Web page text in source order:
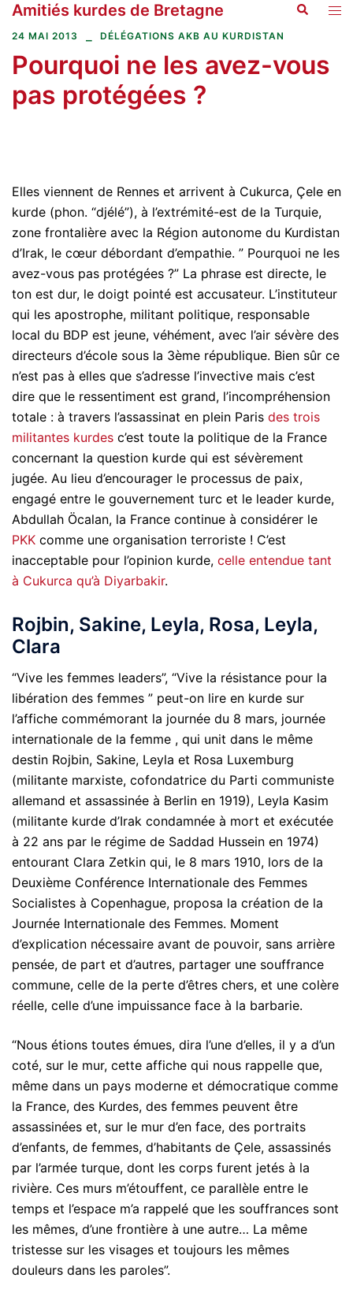
Aller
au
Amitiés kurdes de Bretagne
24 MAI 2013 DÉLÉGATIONS AKB AU KURDISTAN
Pourquoi ne les avez-vous
pas protégées ?
Elles viennent de Rennes et arrivent à Cukurca, Çele en
kurde (phon. “djélé”), à l’extrémité-est de la Turquie,
zone frontalière avec la Région autonome du Kurdistan
d’Irak, le cœur débordant d’empathie. ” Pourquoi ne les
avez-vous pas protégées ?” La phrase est directe, le
ton est dur, le doigt pointé est accusateur. L’instituteur
qui les apostrophe, militant politique, responsable
local du BDP est jeune, véhément, avec l’air sévère des
directeurs d’école sous la 3ème république. Bien sûr ce
n’est pas à elles que s’adresse l’invective mais c’est
dire que le ressentiment est grand, l’incompréhension
totale : à travers l’assassinat en plein Paris des trois
militantes kurdes c’est toute la politique de la France
concernant la question kurde qui est sévèrement
jugée. Au lieu d’encourager le processus de paix,
engagé entre le gouvernement turc et le leader kurde,
Abdullah Öcalan, la France continue à considérer le
PKK comme une organisation terroriste ! C’est
inacceptable pour l’opinion kurde, celle entendue tant
à Cukurca qu’à Diyarbakir.
Rojbin, Sakine, Leyla, Rosa, Leyla,
Clara
“Vive les femmes leaders”, “Vive la résistance pour la
libération des femmes ” peut-on lire en kurde sur
l’affiche commémorant la journée du 8 mars, journée
internationale de la femme , qui unit dans le même
destin Rojbin, Sakine, Leyla et Rosa Luxemburg
(militante marxiste, cofondatrice du Parti communiste
allemand et assassinée à Berlin en 1919), Leyla Kasim
(militante kurde d’Irak condamnée à mort et exécutée
à 22 ans par le régime de Saddad Hussein en 1974)
entourant Clara Zetkin qui, le 8 mars 1910, lors de la
Deuxième Conférence Internationale des Femmes
Socialistes à Copenhague, proposa la création de la
Journée Internationale des Femmes. Moment
d’explication nécessaire avant de pouvoir, sans arrière
pensée, de part et d’autres, partager une souffrance
commune, celle de la perte d’êtres chers, et une colère
réelle, celle d’une impuissance face à la barbarie.
“Nous étions toutes émues, dira l’une d’elles, il y a d’un
coté, sur le mur, cette affiche qui nous rappelle que,
même dans un pays moderne et démocratique comme
la France, des Kurdes, des femmes peuvent être
assassinées et, sur le mur d’en face, des portraits
d’enfants, de femmes, d’habitants de Çele, assassinés
par l’armée turque, dont les corps furent jetés à la
rivière. Ces murs m’étouffent, ce parallèle entre le
temps et l’espace m’a rappelé que les souffrances sont
les mêmes, d’une frontière à une autre… La même
tristesse sur les visages et toujours les mêmes
douleurs dans les paroles”.